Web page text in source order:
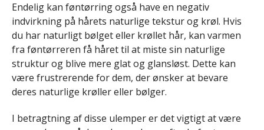
Endelig kan føntørring også have en negativ
indvirkning på hårets naturlige tekstur og krøl. Hvis
du har naturligt bølget eller krøllet hår, kan varmen
fra føntørreren få håret til at miste sin naturlige
struktur og blive mere glat og glansløst. Dette kan
være frustrerende for dem, der ønsker at bevare
deres naturlige krøller eller bølger.
I betragtning af disse ulemper er det vigtigt at være